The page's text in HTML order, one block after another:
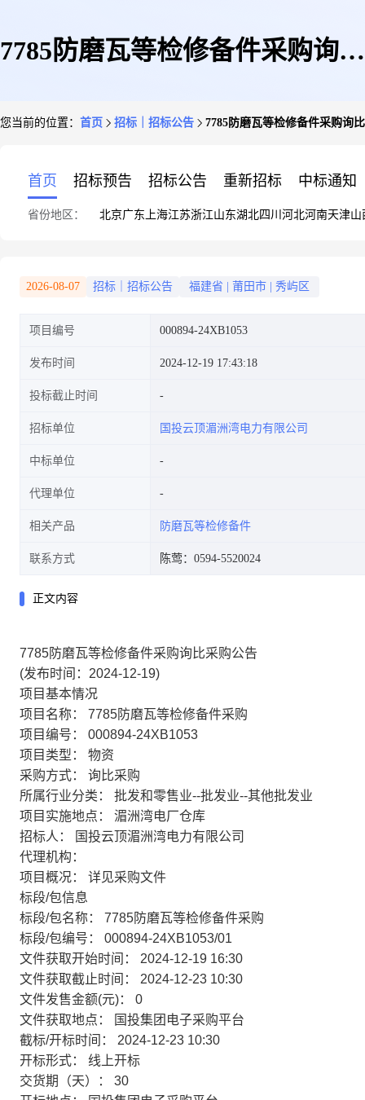
7785防磨瓦等检修备件采购询比
您当前的位置： 首页 招标｜招标公告 7785防磨瓦等检修备件采购询
首页 招标预告 招标公告 重新招标 中标通知
省份地区： 北京广东 上海江苏浙江山东湖北四川 河北河南天津山
2026-08-07 招标｜招标公告 福建省 莆田市 秀屿区
项目编号 000894-24XB1053
发布时间 2024-12-19 17:43:18
投标截止时间
招标单位 国投云顶湄洲湾电力有限公司
中标单位
代理单位
相关产品 防磨瓦等检修备件
联系方式 陈莺：0594-5520024
正文内容
7785防磨瓦等检修备件采购询比采购公告
(发布时间：2024-12-19)
项目基本情况
项目名称：
7785防磨瓦等检修备件采购
项目编号：
000894-24XB1053
项目类型：
物资
采购方式：
询比采购
所属行业分类：
批发和零售业--批发业--其他批发业
项目实施地点：
湄洲湾电厂仓库
招标人：
国投云顶湄洲湾电力有限公司
代理机构：
项目概况：
详见采购文件
标段/包信息
标段/包名称：
7785防磨瓦等检修备件采购
标段/包编号：
000894-24XB1053/01
文件获取开始时间：
2024-12-19 16:30
文件获取截止时间：
2024-12-23 10:30
文件发售金额(元)：
0
文件获取地点：
国投集团电子采购平台
截标/开标时间：
2024-12-23 10:30
开标形式：
线上开标
交货期（天）： 30